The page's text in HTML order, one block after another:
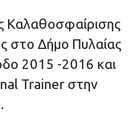
Καλαθοσφαίρισης
στο Δήμο Πυλαίας
2015 -2016 και
Trainer στην